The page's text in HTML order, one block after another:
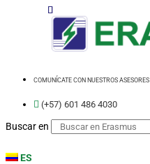
COMUNÍCATE CON NUESTROS ASESORES
(+57) 601 486 4030
Buscar en
ES